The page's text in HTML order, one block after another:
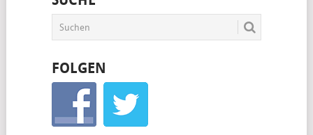
FOLGEN